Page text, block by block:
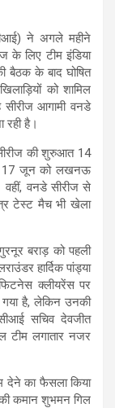
ने अगले महीने
के लिए टीम इंडिया
बैठक के बाद घोषित
को शामिल
सीरीज आगामी वनडे
रही है।
की शुरुआत 14
17 जून को लखनऊ
वनडे सीरीज से
टेस्ट मैच भी खेला
बराड़ को पहली
हार्दिक पांड्या
क्लीयरेंस पर
गया है, लेकिन उनकी
सचिव देवजीत
टीम लगातार नजर
देने का फैसला किया
कमान शुभमन गिल